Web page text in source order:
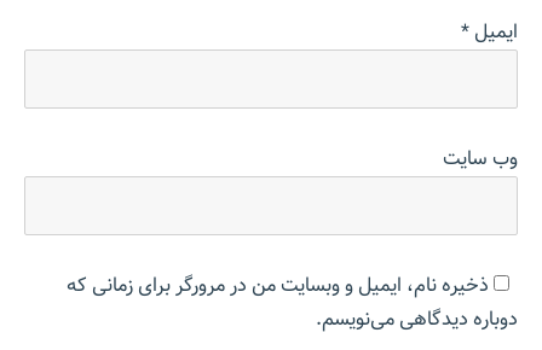
ایمیل*
وب‌ سایت
ذخیره نام، ایمیل و وبسایت من در مرورگر برای زمانی که
دوباره دیدگاهی می‌نویسم.